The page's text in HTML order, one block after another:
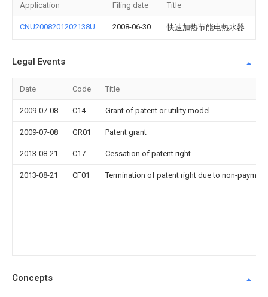
Application Filing date Title
CNU2008201202138U 2008-06-30 快速加热节能电热水器
Legal Events
Date Code Title
2009-07-08 C14 Grant of patent or utility model
2009-07-08 GR01 Patent grant
2013-08-21 C17 Cessation of patent right
2013-08-21 CF01 Termination of patent right due to non-
Concepts